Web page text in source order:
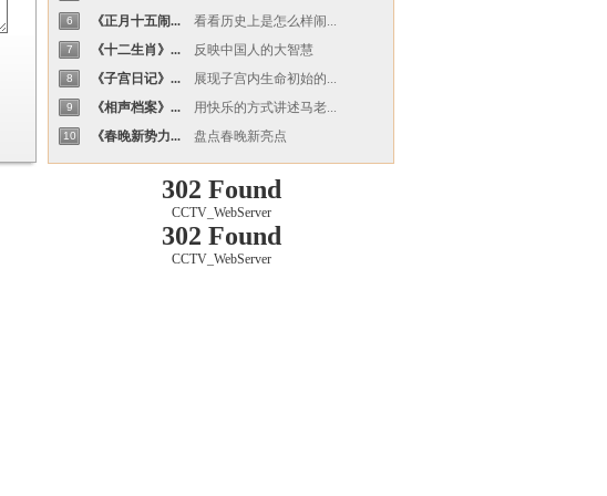
6 《正月十五闹... 看看历史上是怎么样闹...
7 《十二生肖》... 反映中国人的大智慧
8 《子宫日记》... 展现子宫内生命初始的...
9 《相声档案》... 用快乐的方式讲述马老...
10 《春晚新势力... 盘点春晚新亮点
302 Found
CCTV_WebServer
302 Found
CCTV_WebServer